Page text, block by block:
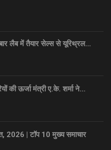
लैब में तैयार सेल्स से यूरिथ्रल…
की ऊर्जा मंत्री ए.के. शर्मा ने…
2026 | टॉप 10 मुख्य समाचार